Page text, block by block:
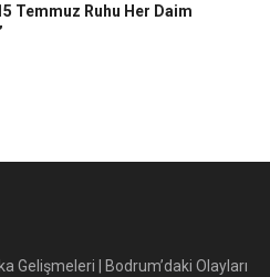
Temmuz Ruhu Her Daim
Gelişmeleri | Bodrum’daki Olayları